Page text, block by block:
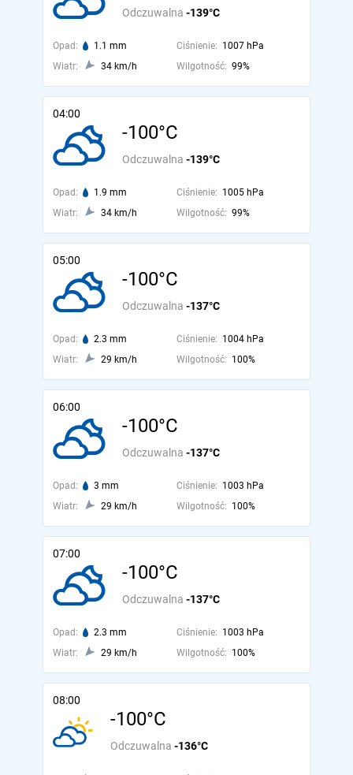
Odczuwalna -139°C
Opad: 1.1 mm Ciśnienie: 1007 hPa
Wiatr:
34 km/h Wilgotność: 99%
04:00
-100°C
Odczuwalna -139°C
Opad: 1.9 mm Ciśnienie: 1005 hPa
Wiatr:
34 km/h Wilgotność: 99%
05:00
-100°C
Odczuwalna -137°C
Opad: 2.3 mm Ciśnienie: 1004 hPa
Wiatr:
29 km/h Wilgotność: 100%
06:00
-100°C
Odczuwalna -137°C
Opad: 3 mm Ciśnienie: 1003 hPa
Wiatr:
29 km/h Wilgotność: 100%
07:00
-100°C
Odczuwalna -137°C
Opad: 2.3 mm Ciśnienie: 1003 hPa
Wiatr:
29 km/h Wilgotność: 100%
08:00
-100°C
Odczuwalna -136°C